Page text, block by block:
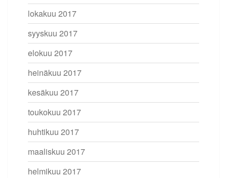
lokakuu 2017
syyskuu 2017
elokuu 2017
heinäkuu 2017
kesäkuu 2017
toukokuu 2017
huhtikuu 2017
maaliskuu 2017
helmikuu 2017